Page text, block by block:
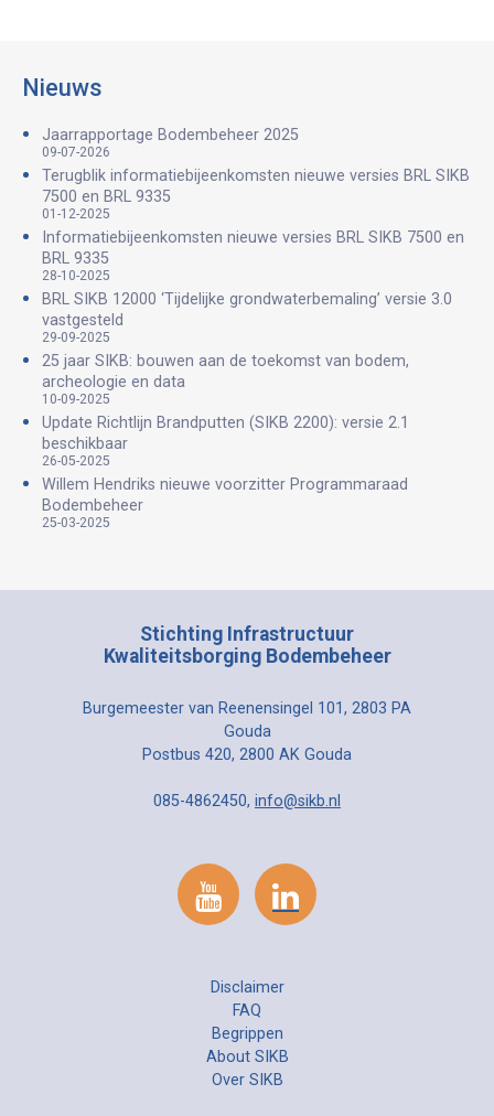
Nieuws
Jaarrapportage Bodembeheer 2025
09-07-2026
Terugblik informatiebijeenkomsten nieuwe versies BRL SIKB
7500 en BRL 9335
01-12-2025
Informatiebijeenkomsten nieuwe versies BRL SIKB 7500 en
BRL 9335
28-10-2025
BRL SIKB 12000 ‘Tijdelijke grondwaterbemaling’ versie 3.0
vastgesteld
29-09-2025
25 jaar SIKB: bouwen aan de toekomst van bodem,
archeologie en data
10-09-2025
Update Richtlijn Brandputten (SIKB 2200): versie 2.1
beschikbaar
26-05-2025
Willem Hendriks nieuwe voorzitter Programmaraad
Bodembeheer
25-03-2025
Stichting Infrastructuur
Kwaliteitsborging Bodembeheer
Burgemeester van Reenensingel 101, 2803 PA
Gouda
Postbus 420, 2800 AK Gouda
085-4862450, info@sikb.nl
Disclaimer
FAQ
Begrippen
About SIKB
Over SIKB